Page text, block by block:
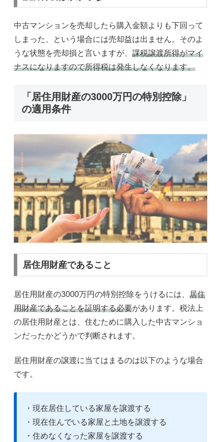
中古マンションを売却したら購入金額よりも下回って
しまった、という場合には売却益は出ません。そのよ
うな状態を売却損と言いますが、 課税譲渡所得がマイ
ナスになりますので所得税は発生しなくなります。
「居住用財産の3000万円の特別控除」
の適用条件
居住用財産であること
居住用財産の3000万円の特別控除をうけるには、 居住
用財産であることを証明する必要があります。税法上
の居住用財産とは、住むために購入した中古マンショ
ンだったかどうかで判断されます。
居住用財産の譲渡に当てはまるのは以下のような場合
です。
・現在居住している家屋を譲渡する
・現在住んでいる家屋と土地を譲渡する
・住めなくなった家屋を譲渡する